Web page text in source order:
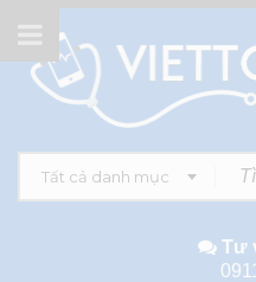
Tất cả danh mục
Tư